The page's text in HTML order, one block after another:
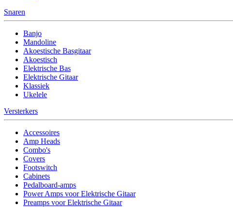
Snaren
Banjo
Mandoline
Akoestische Basgitaar
Akoestisch
Elektrische Bas
Elektrische Gitaar
Klassiek
Ukelele
Versterkers
Accessoires
Amp Heads
Combo's
Covers
Footswitch
Cabinets
Pedalboard-amps
Power Amps voor Elektrische Gitaar
Preamps voor Elektrische Gitaar